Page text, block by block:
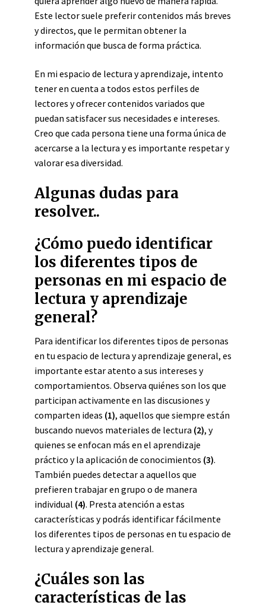
Este lector suele preferir contenidos más breves
y directos, que le permitan obtener la
información que busca de forma práctica.
En mi espacio de lectura y aprendizaje, intento
tener en cuenta a todos estos perfiles de
lectores y ofrecer contenidos variados que
puedan satisfacer sus necesidades e intereses.
Creo que cada persona tiene una forma única de
acercarse a la lectura y es importante respetar y
valorar esa diversidad.
Algunas dudas para
resolver..
¿Cómo puedo identificar
los diferentes tipos de
personas en mi espacio de
lectura y aprendizaje
general?
Para identificar los diferentes tipos de personas
en tu espacio de lectura y aprendizaje general, es
importante estar atento a sus intereses y
comportamientos. Observa quiénes son los que
participan activamente en las discusiones y
comparten ideas (1), aquellos que siempre están
buscando nuevos materiales de lectura (2), y
quienes se enfocan más en el aprendizaje
práctico y la aplicación de conocimientos (3).
También puedes detectar a aquellos que
prefieren trabajar en grupo o de manera
individual (4). Presta atención a estas
características y podrás identificar fácilmente
los diferentes tipos de personas en tu espacio de
lectura y aprendizaje general.
¿Cuáles son las
características de las